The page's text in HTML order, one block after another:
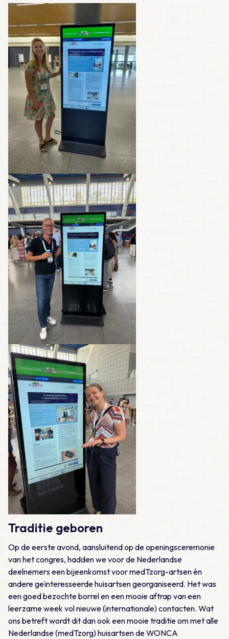
Traditie geboren
Op de eerste avond, aansluitend op de openingsceremonie
van het congres, hadden we voor de Nederlandse
deelnemers een bijeenkomst voor medTzorg-artsen én
andere geïnteresseerde huisartsen georganiseerd. Het was
een goed bezochte borrel en een mooie aftrap van een
leerzame week vol nieuwe (internationale) contacten. Wat
ons betreft wordt dit dan ook een mooie traditie om met alle
Nederlandse (medTzorg) huisartsen de WONCA